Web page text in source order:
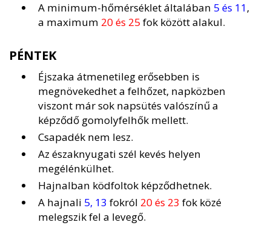
A minimum-hőmérséklet általában 5 és 11,
a maximum 20 és 25 fok között alakul.
PÉNTEK
Éjszaka átmenetileg erősebben is
megnövekedhet a felhőzet, napközben
viszont már sok napsütés valószínű a
képződő gomolyfelhők mellett.
Csapadék nem lesz.
Az északnyugati szél kevés helyen
megélénkülhet.
Hajnalban ködfoltok képződhetnek.
A hajnali 5, 13 fokról 20 és 23 fok közé
melegszik fel a levegő.